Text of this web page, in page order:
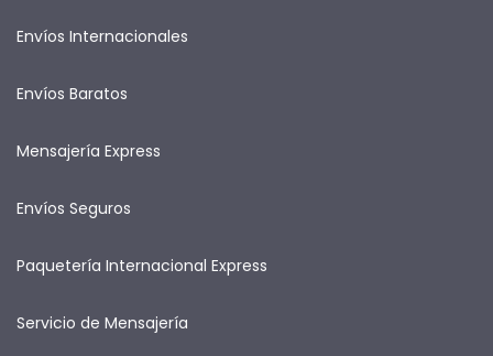
Envíos Internacionales
Envíos Baratos
Mensajería Express
Envíos Seguros
Paquetería Internacional Express
Servicio de Mensajería